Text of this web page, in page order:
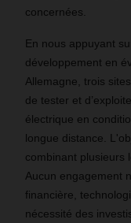
concernées.
En nous appuyant
développement en
Allemagne, trois
de tester et
électrique en
longue distance.
combinant plusieurs
Aucun engagement
financière,
nécessité des